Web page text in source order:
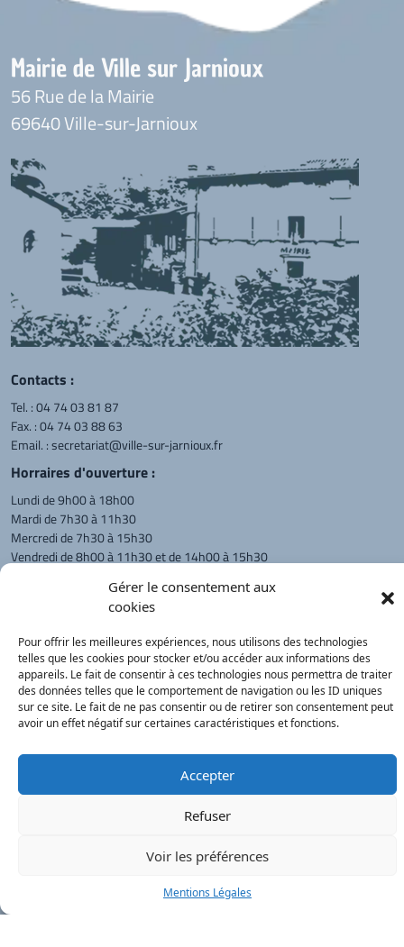
Gérer le consentement aux
cookies
Pour offrir les meilleures expériences, nous utilisons des technologies
telles que les cookies pour stocker et/ou accéder aux informations des
appareils. Le fait de consentir à ces technologies nous permettra de traiter
des données telles que le comportement de navigation ou les ID uniques
sur ce site. Le fait de ne pas consentir ou de retirer son consentement peut
avoir un effet négatif sur certaines caractéristiques et fonctions.
Accepter
Refuser
Voir les préférences
Mentions Légales
Mairie de Ville sur Jarnioux
56 Rue de la Mairie
69640 Ville-sur-Jarnioux
Contacts :
Tel. :04 74 03 81 87
Fax. : 04 74 03 88 63
Email. :secretariat@ville-sur-jarnioux.fr
Horraires d'ouverture :
Lundi de 9h00 à 18h00
Mardi de 7h30 à 11h30
Mercredi de 7h30 à 15h30
Vendredi de 8h00 à 11h30 et de 14h00 à 15h30
L'appel téléphonique reste à privilégier
Monsieur le Maire et les adjoints
Retour à l'accueil Actualités PanneauPocket Recherche
Démarches
®onimajine.com- 2023
LE PATRIOTE - Beaujolais Val de Saône :
blet.valerie@orange.fr